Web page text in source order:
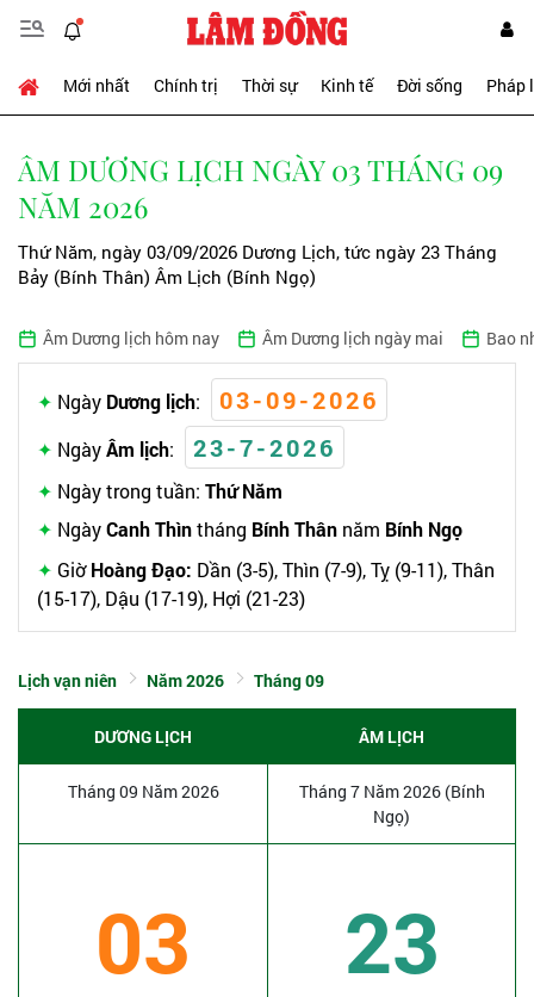
Mới nhất Chính trị Thời sự Kinh tế Đời sống Pháp
ÂM DƯƠNG LỊCH NGÀY 03 THÁNG 09
NĂM 2026
Thứ Năm, ngày 03/09/2026 Dương Lịch, tức ngày 23 Tháng
Bảy (Bính Thân) Âm Lịch (Bính Ngọ)
Âm Dương lịch hôm nay Âm Dương lịch ngày mai Bao
Ngày Dương lịch: 03-09-2026
NgàyÂm lịch: 23-7-2026
Ngày trong tuần: Thứ Năm
NgàyCanh Thìntháng Bính Thân năm Bính Ngọ
GiờHoàng Đạo: Dần (3-5), Thìn (7-9), Tỵ (9-11), Thân
(15-17), Dậu (17-19), Hợi (21-23)
Lịch vạn niên Năm 2026 Tháng 09
DƯƠNG LỊCH ÂM LỊCH
Tháng 09 Năm 2026
Tháng 7 Năm 2026 (Bính
Ngọ)
03 23